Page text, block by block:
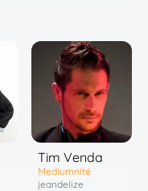
Tim Venda
Mediumnité
jeandelize